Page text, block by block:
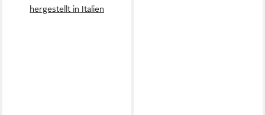
hergestellt in Italien